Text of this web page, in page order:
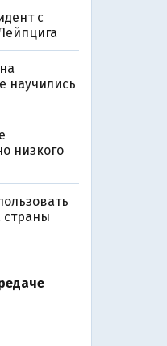
с
научились
низкого
страны